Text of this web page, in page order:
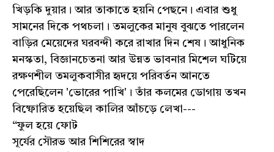
খিড়কি দুয়ার। আর তাকাতে হয়নি পেছনে। এবার শুধু
সামনের দিকে পথচলা। তমলুকের মানুষ বুঝতে পারলেন
বাড়ির মেয়েদের ঘরবন্দী করে রাখার দিন শেষ। আধুনিক
মনস্কতা, বিজ্ঞানচেতনা আর উন্নত ভাবনার মিশেল ঘটিয়ে
রক্ষণশীল তমলুকবাসীর হৃদয়ে পরিবর্তন আনতে
পেরেছিলেন 'ভোরের পাখি'। তাঁর কলমের ডোগায় তখন
বিষ্ফোরিত হয়েছিল কালির আঁচড়ে লেখা---
“ফুল হয়ে ফোট
সূর্যের সৌরভ আর শিশিরের স্বাদ